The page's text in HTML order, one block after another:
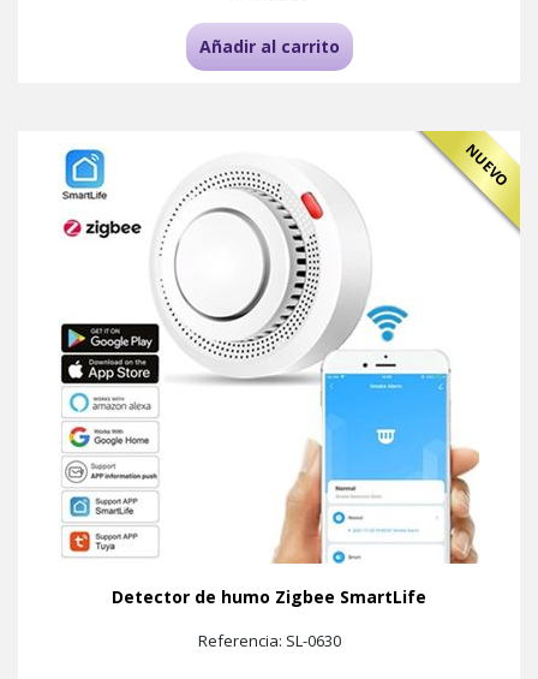
Añadir al carrito
NUEVO
Detector de humo Zigbee SmartLife
Referencia: SL-0630